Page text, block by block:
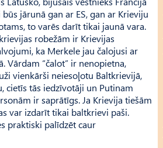
jārunā gan ar ES, gan ar Krieviju
to varēs darīt tikai jaunā vara.
robežām ir Krievijas
ka Merkele jau čalojusi ar
Vārdam “čalot” ir nenopietna,
vienkārši neiesoļotu Baltkrievijā,
cietīs tās iedzīvotāji un Putinam
ir saprātīgs. Ja Krievija tiešām
var izdarīt tikai baltkrievi paši.
praktiski palīdzēt caur